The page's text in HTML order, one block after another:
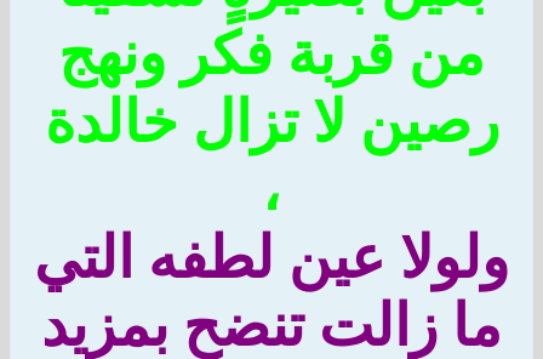
قربة فكر ونهج
لا تزال خالدة
عين لطفه التي
زالت تنضح بمزيد